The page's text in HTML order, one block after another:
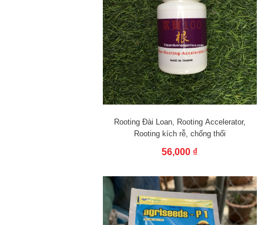
Rooting Đài Loan, Rooting Accelerator,
Rooting kích rễ, chống thối
56,000 ₫